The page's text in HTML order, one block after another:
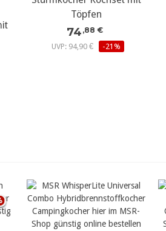
Töpfen
74 ,88 €
UVP: 94,90 €
-21%